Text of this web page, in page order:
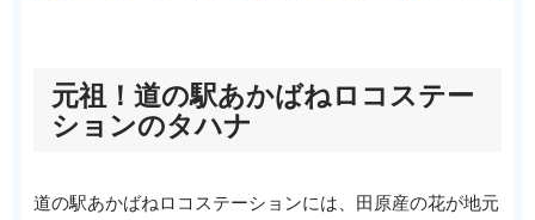
元祖！道の駅あかばねロコステー
ションのタハナ
道の駅あかばねロコステーションには、田原産の花が地元